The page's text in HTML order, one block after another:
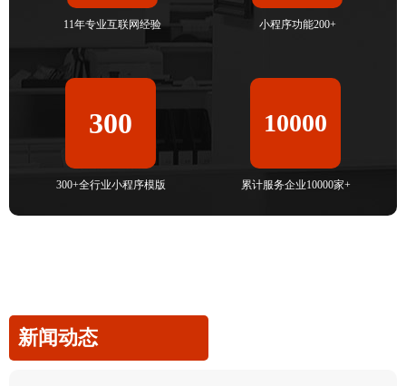
11年专业互联网经验 小程序功能200+
300
300+全行业小程序模版
10000
累计服务企业10000家+
新闻动态